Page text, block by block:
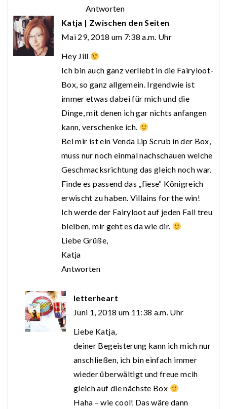
Antworten
Katja | Zwischen den Seiten
Mai 29, 2018 um 7:38 a.m. Uhr
Hey Jill
Ich bin auch ganz verliebt in die Fairyloot-
Box, so ganz allgemein. Irgendwie ist
immer etwas dabei für mich und die
Dinge, mit denen ich gar nichts anfangen
kann, verschenke ich.
Bei mir ist ein Venda Lip Scrub in der Box,
muss nur noch einmal nachschauen welche
Geschmacksrichtung das gleich noch war.
Finde es passend das „fiese“ Königreich
erwischt zu haben. Villains for the win!
Ich werde der Fairyloot auf jeden Fall treu
bleiben, mir geht es da wie dir.
Liebe Grüße,
Katja
Antworten
letterheart
Juni 1, 2018 um 11:38 a.m. Uhr
Liebe Katja,
deiner Begeisterung kann ich mich nur
anschließen, ich bin einfach immer
wieder überwältigt und freue mcih
gleich auf die nächste Box
Haha – wie cool! Das wäre dann